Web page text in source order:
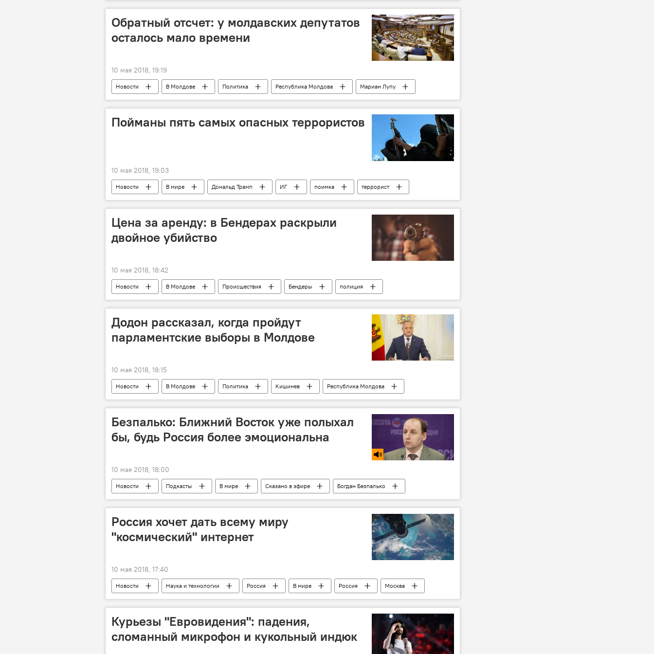
Обратный отсчет: у молдавских депутатов
осталось мало времени
10 мая 2018, 19:19
Новости В Молдове Политика Республика Молдова
Мариан Лупу
Парламентские выборы
Парламент выборы
Пойманы пять самых опасных террористов
10 мая 2018, 19:03
Новости В мире Дональд Трамп ИГ поимка террорист
Цена за аренду: в Бендерах раскрыли
двойное убийство
10 мая 2018, 18:42
Новости В Молдове Происшествия Бендеры
полиция
аренда
подозреваемый двойное убийство
Додон рассказал, когда пройдут
парламентские выборы в Молдове
10 мая 2018, 18:15
Новости В Молдове Политика Кишинев
Республика Молдова
Игорь Додон
проевропейские партии левые силы
Парламент
Безпалько: Ближний Восток уже полыхал
бы, будь Россия более эмоциональна
10 мая 2018, 18:00
Новости Подкасты В мире Сказано в эфире Богдан Безпалько
Россия хочет дать всему миру
"космический" интернет
10 мая 2018, 17:40
Новости Наука и технологии Россия В мире Россия
Москва
Илон Маск
"Роскосмос" интернет космос скорость
МКС
Курьезы "Евровидения": падения,
сломанный микрофон и кукольный индюк